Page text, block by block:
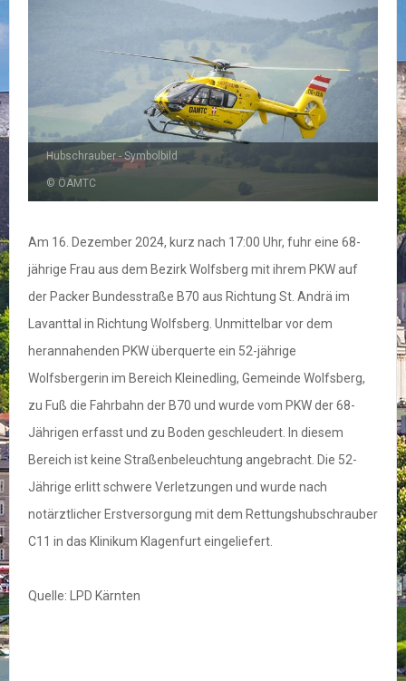
Hubschrauber - Symbolbild
© ÖAMTC
Am 16. Dezember 2024, kurz nach 17:00 Uhr, fuhr eine 68-
jährige Frau aus dem Bezirk Wolfsberg mit ihrem PKW auf
der Packer Bundesstraße B70 aus Richtung St. Andrä im
Lavanttal in Richtung Wolfsberg. Unmittelbar vor dem
herannahenden PKW überquerte ein 52-jährige
Wolfsbergerin im Bereich Kleinedling, Gemeinde Wolfsberg,
zu Fuß die Fahrbahn der B70 und wurde vom PKW der 68-
Jährigen erfasst und zu Boden geschleudert. In diesem
Bereich ist keine Straßenbeleuchtung angebracht. Die 52-
Jährige erlitt schwere Verletzungen und wurde nach
notärztlicher Erstversorgung mit dem Rettungshubschrauber
C11 in das Klinikum Klagenfurt eingeliefert.
Quelle: LPD Kärnten